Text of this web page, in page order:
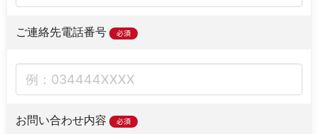
ご連絡先電話番号 必須
お問い合わせ内容 必須